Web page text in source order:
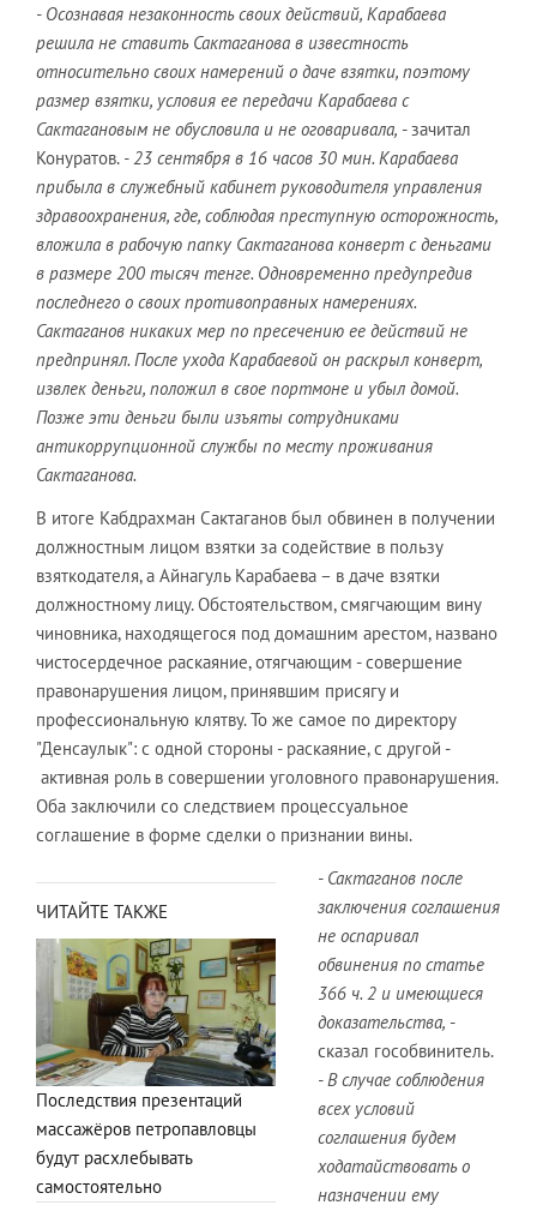
- Осознавая незаконность своих действий, Карабаева
решила не ставить Сактаганова в известность
относительно своих намерений о даче взятки, поэтому
размер взятки, условия ее передачи Карабаева с
Сактагановым не обусловила и не оговаривала, - зачитал
Конуратов. - 23 сентября в 16 часов 30 мин. Карабаева
прибыла в служебный кабинет руководителя управления
здравоохранения, где, соблюдая преступную осторожность,
вложила в рабочую папку Сактаганова конверт с деньгами
в размере 200 тысяч тенге. Одновременно предупредив
последнего о своих противоправных намерениях.
Сактаганов никаких мер по пресечению ее действий не
предпринял. После ухода Карабаевой он раскрыл конверт,
извлек деньги, положил в свое портмоне и убыл домой.
Позже эти деньги были изъяты сотрудниками
антикоррупционной службы по месту проживания
Сактаганова.
В итоге Кабдрахман Сактаганов был обвинен в получении
должностным лицом взятки за содействие в пользу
взяткодателя, а Айнагуль Карабаева – в даче взятки
должностному лицу. Обстоятельством, смягчающим вину
чиновника, находящегося под домашним арестом, названо
чистосердечное раскаяние, отягчающим - совершение
правонарушения лицом, принявшим присягу и
профессиональную клятву. То же самое по директору
"Денсаулык": с одной стороны - раскаяние, с другой -
активная роль в совершении уголовного правонарушения.
Оба заключили со следствием процессуальное
соглашение в форме сделки о признании вины.
ЧИТАЙТЕ ТАКЖЕ
Последствия презентаций
массажёров петропавловцы
будут расхлебывать
самостоятельно
- Сактаганов после
заключения соглашения
не оспаривал
обвинения по статье
366 ч. 2 и имеющиеся
доказательства, -
сказал гособвинитель.
- В случае соблюдения
всех условий
соглашения будем
ходатайствовать о
назначении ему